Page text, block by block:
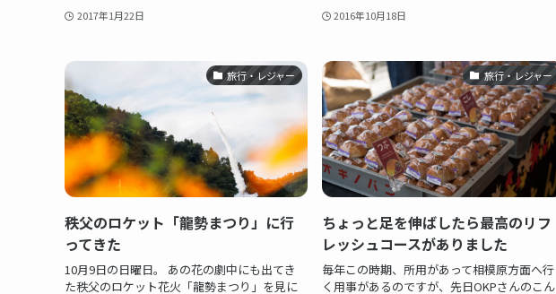
2017年1月22日 2016年10月18日
旅行・レジャー
秩父のロケット「龍勢まつり」に行
ってきた
10月9日の日曜日。 あの花の劇中にも出てき
た秩父のロケット花火「龍勢まつり」を見に
旅行・レジャー
ちょっと足を伸ばしたら最高のリフ
レッシュコースがありました
毎年この時期、所用があって相模原方面へ行
く用事があるのですが、先日OKPさんのこん